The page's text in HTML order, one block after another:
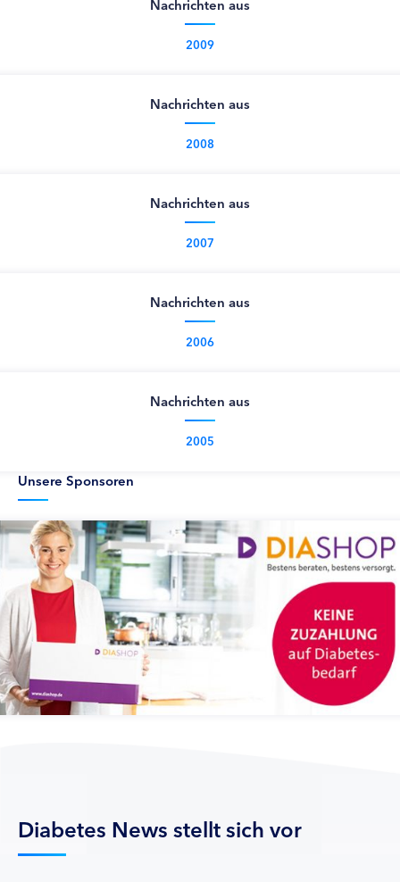
Nachrichten aus
2009
Nachrichten aus
2008
Nachrichten aus
2007
Nachrichten aus
2006
Nachrichten aus
2005
Unsere Sponsoren
Diabetes News stellt sich vor